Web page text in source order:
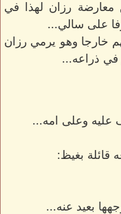
معارضة رزان لهذا في
على سالي...
خارجا وهو يرمي رزان
في ذراعه...
عليه وعلى امه...
قائلة بغيظ:
بعيد عنه...